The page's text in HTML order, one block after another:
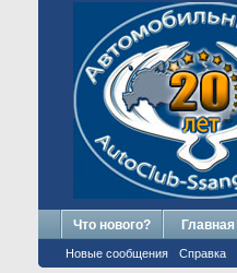
Что нового? Главная
Новые сообщения Справка